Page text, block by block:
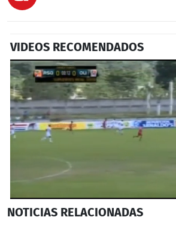
VIDEOS RECOMENDADOS
seconds
NOTICIAS RELACIONADAS